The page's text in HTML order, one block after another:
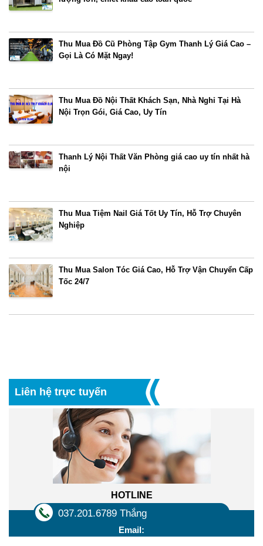
Liên hệ trực tuyến
HOTLINE
037.201.6789 Thắng
Email:
Thu Mua Đồ Cũ Phòng Tập Gym Thanh Lý Giá Cao –
Gọi Là Có Mặt Ngay!
Thu Mua Đồ Nội Thất Khách Sạn, Nhà Nghỉ Tại Hà
Nội Trọn Gói, Giá Cao, Uy Tín
Thanh Lý Nội Thất Văn Phòng giá cao uy tín nhất hà
nội
Thu Mua Tiệm Nail Giá Tốt Uy Tín, Hỗ Trợ Chuyên
Nghiệp
Thu Mua Salon Tóc Giá Cao, Hỗ Trợ Vận Chuyển Cấp
Tốc 24/7